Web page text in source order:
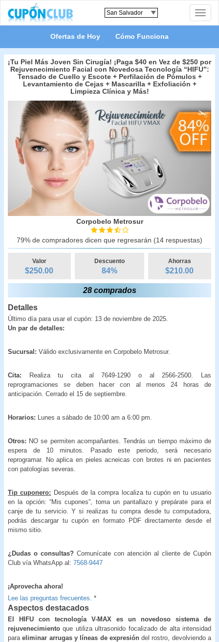
Toggle
Ofertas de Hoy Cómo Funciona
¡Tu Piel Más Joven Sin Cirugía! ¡Paga $40 en Vez de $250 por
Rejuvenecimiento Facial con Novedosa Tecnología “HIFU”:
Tensado de Cuello y Escote + Perfilación de Pómulos +
Levantamiento de Cejas + Mascarilla + Exfoliación +
Limpieza Clínica y Más!
Corpobelo Metrosur
79% de compradores dicen que regresarán (14 respuestas)
Valor
$250.00
Descuento
84%
Ahorras
$210.00
28 comprados
Detalles
Último día para usar el cupón: 13 de noviembre de 2025.
Un par de detalles:
Sucursal: Válido exclusivamente en Corpobelo Metrosur.
Cita: Realiza tu cita al 7649-1290 o al 2566-2500. Las
reprogramaciones se deben hacer con al menos 24 horas de
anticipación. Cerrado el 15 de septiembre.
Horarios: Lunes a sábado de 10:00 am a 6:00 pm.
Otros: NO se permiten acompañantes. Tendrás un tiempo máximo de
espera de 10 minutos. Pasado este periodo, será necesario
reprogramar. No aplica en pieles acneicas con brotes ni en pacientes
con patologías severas.
Tip cuponero: Después de la compra localiza tu cupón en tu usuario
en la opción: “Mis cupones”, toma un pantallazo y prepárate para el
canje de tu servicio. Y si realizas tu compra desde tu computadora,
podrás descargar tu cupón en formato PDF directamente desde el
mismo sitio.
¿Dudas o consultas? Comunícate con atención al cliente de Cupón
Club vía WhatsApp al: 7568-9447
¡Aprovecha ahora!
Lee las preguntas frecuentes. *
Aspectos destacados
El HIFU con tecnología V-MAX es un novedoso sistema de
rejuvenecimientoque utiliza ultrasonido focalizado de alta intensidad
paraeliminar arrugas y líneas de expresióndel rostro, devolviendo a